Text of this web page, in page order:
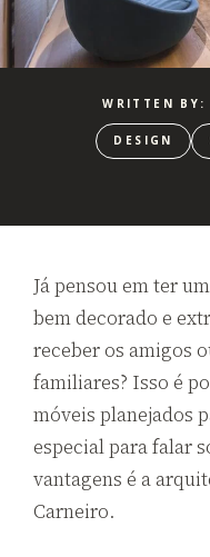
WRITTEN BY:
DESIGN
Já pensou em ter
bem decorado e
receber os amigos
familiares? Isso é
móveis planejados
especial para falar
vantagens é a
Carneiro.